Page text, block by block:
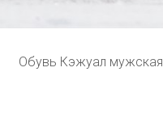
Обувь Кэжуал мужская